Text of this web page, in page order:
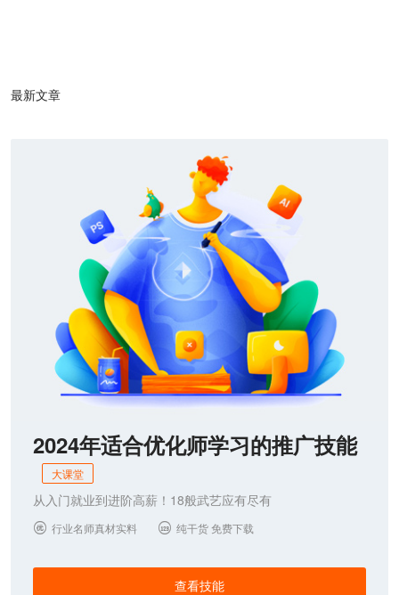
最新文章
2024年适合优化师学习的推广技能
大课堂
从入门就业到进阶高薪！18般武艺应有尽有
 行业名师真材实料  纯干货 免费下载
查看技能